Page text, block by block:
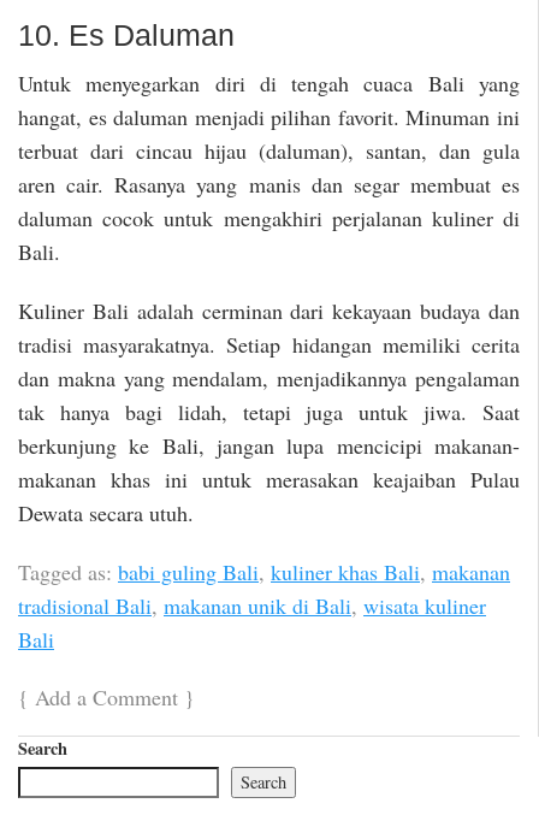
10. Es Daluman
Untuk menyegarkan diri di tengah cuaca Bali yang
hangat, es daluman menjadi pilihan favorit. Minuman ini
terbuat dari cincau hijau (daluman), santan, dan gula
aren cair. Rasanya yang manis dan segar membuat es
daluman cocok untuk mengakhiri perjalanan kuliner di
Bali.
Kuliner Bali adalah cerminan dari kekayaan budaya dan
tradisi masyarakatnya. Setiap hidangan memiliki cerita
dan makna yang mendalam, menjadikannya pengalaman
tak hanya bagi lidah, tetapi juga untuk jiwa. Saat
berkunjung ke Bali, jangan lupa mencicipi makanan-
makanan khas ini untuk merasakan keajaiban Pulau
Dewata secara utuh.
Tagged as: babi guling Bali, kuliner khas Bali, makanan
tradisional Bali, makanan unik di Bali, wisata kuliner
Bali
{ Add a Comment }
Search
Search